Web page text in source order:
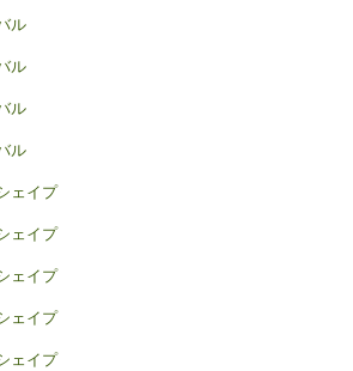
ル
ル
ル
ル
ェイプ
ェイプ
ェイプ
ェイプ
ェイプ